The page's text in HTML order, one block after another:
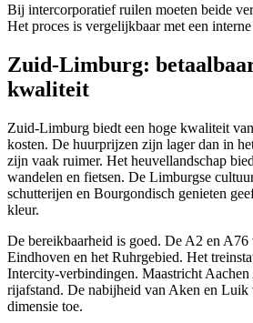
Bij intercorporatief ruilen moeten beide
Het proces is vergelijkbaar met een
Zuid-Limburg:
kwaliteit
Zuid-Limburg biedt een hoge kwaliteit
kosten. De huurprijzen zijn lager dan in
zijn vaak ruimer. Het heuvellandschap
wandelen en fietsen. De Limburgse
schutterijen en Bourgondisch genieten
kleur.
De bereikbaarheid is goed. De A2 en A76
Eindhoven en het Ruhrgebied. Het
Intercity-verbindingen. Maastricht
rijafstand. De nabijheid van Aken en Luik
dimensie toe.